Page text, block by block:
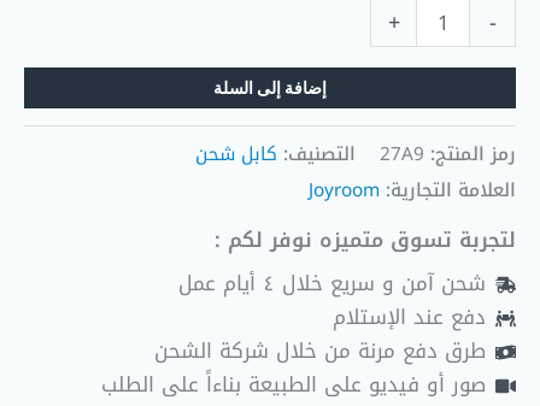
-
+
إضافة إلى السلة
رمز المنتج: 27A9 التصنيف: كابل شحن
العلامة التجارية: Joyroom
لتجربة تسوق متميزه نوفر لكم :
شحن آمن و سريع خلال ٤ أيام عمل
دفع عند الإستلام
طرق دفع مرنة من خلال شركة الشحن
صور أو فيديو على الطبيعة بناءاً على الطلب